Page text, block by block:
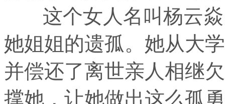
这个女人名叫杨云焱
她姐姐的遗孤。她从大
并偿还了离世亲人相继
撑她，让她做出这么孤